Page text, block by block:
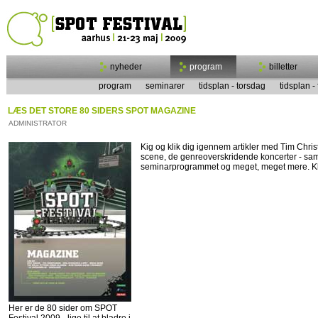
nyheder program
billetter
program
seminarer tidsplan - torsdag tidsplan -
LÆS DET STORE 80 SIDERS SPOT MAGAZINE
ADMINISTRATOR
Her er de 80 sider om SPOT
Kig og klik dig igennem artikler med Tim
scene, de genreoverskridende koncerter -
seminarprogrammet og meget, meget mere.